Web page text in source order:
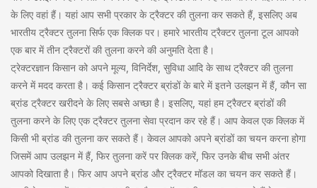
के लिए वहां हैं। यहां आप सभी प्रकार के ट्रैक्टर की तुलना कर सकते हैं, इसलिए अब
भारतीय ट्रैक्टर तुलना सिर्फ एक क्लिक पर। हमारे भारतीय ट्रैक्टर तुलना टूल आपको
एक बार में तीन ट्रैक्टरों की तुलना करने की अनुमति देता है।
ट्रेक्टरज्ञान किसान को अपने मूल्य, विनिर्देश, सुविधा आदि के साथ ट्रैक्टर की तुलना
करने में मदद करता है। कई किसान ट्रैक्टर ब्रांडों के बारे में इतने उलझन में हैं, कौन सा
ब्रांड ट्रैक्टर खरीदने के लिए सबसे अच्छा है। इसलिए, यहां हम ट्रैक्टर ब्रांडों की
तुलना करने के लिए एक ट्रैक्टर तुलना सेवा प्रदान कर रहे हैं। आप केवल एक क्लिक में
किसी भी ब्रांड की तुलना कर सकते हैं। केवल आपको अपने ब्रांडों का चयन करना होगा
जिसमें आप उलझन में हैं, फिर तुलना करें पर क्लिक करें, फिर उनके बीच सभी अंतर
आपको दिखाता है। फिर आप अपने ब्रांड और ट्रैक्टर मॉडल का चयन कर सकते हैं।